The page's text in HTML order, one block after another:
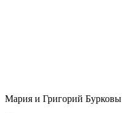
Мария и Григорий Бурковы